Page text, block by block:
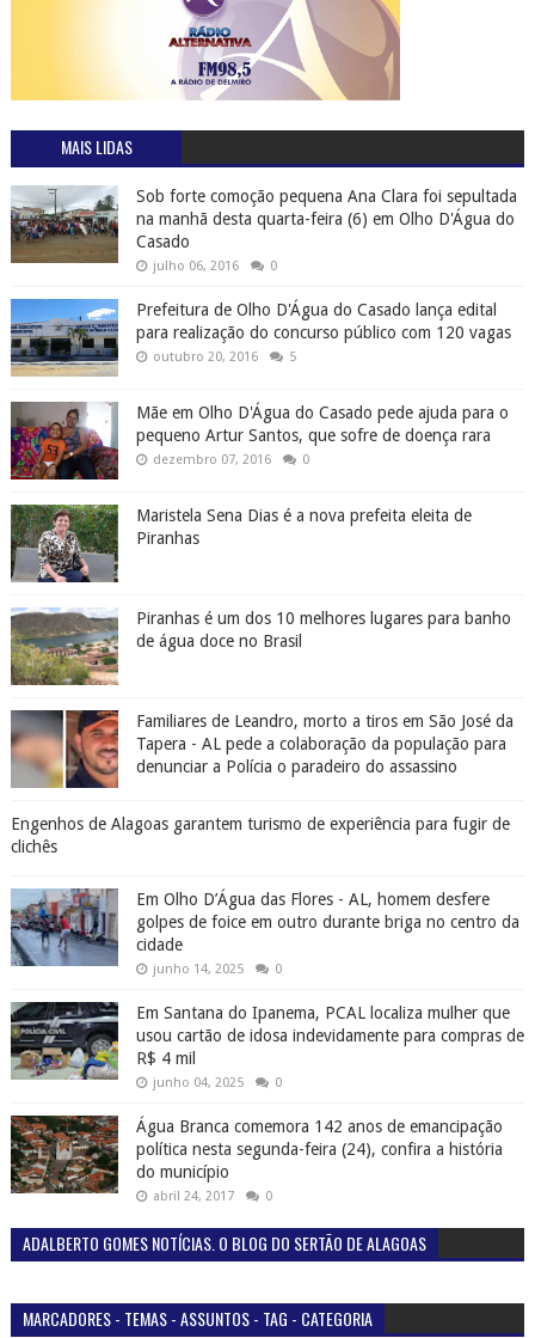
MAIS LIDAS
Sob forte comoção pequena Ana Clara foi sepultada
na manhã desta quarta-feira (6) em Olho D'Água do
Casado
julho 06, 2016 0
Prefeitura de Olho D'Água do Casado lança edital
para realização do concurso público com 120 vagas
outubro 20, 2016 5
Mãe em Olho D'Água do Casado pede ajuda para o
pequeno Artur Santos, que sofre de doença rara
dezembro 07, 2016 0
Maristela Sena Dias é a nova prefeita eleita de
Piranhas
Piranhas é um dos 10 melhores lugares para banho
de água doce no Brasil
Familiares de Leandro, morto a tiros em São José da
Tapera - AL pede a colaboração da população para
denunciar a Polícia o paradeiro do assassino
Engenhos de Alagoas garantem turismo de experiência para fugir de
clichês
Em Olho D’Água das Flores - AL, homem desfere
golpes de foice em outro durante briga no centro da
cidade
junho 14, 2025 0
Em Santana do Ipanema, PCAL localiza mulher que
usou cartão de idosa indevidamente para compras de
R$ 4 mil
junho 04, 2025 0
Água Branca comemora 142 anos de emancipação
política nesta segunda-feira (24), confira a história
do município
abril 24, 2017 0
ADALBERTO GOMES NOTÍCIAS. O BLOG DO SERTÃO DE ALAGOAS
MARCADORES - TEMAS - ASSUNTOS - TAG - CATEGORIA